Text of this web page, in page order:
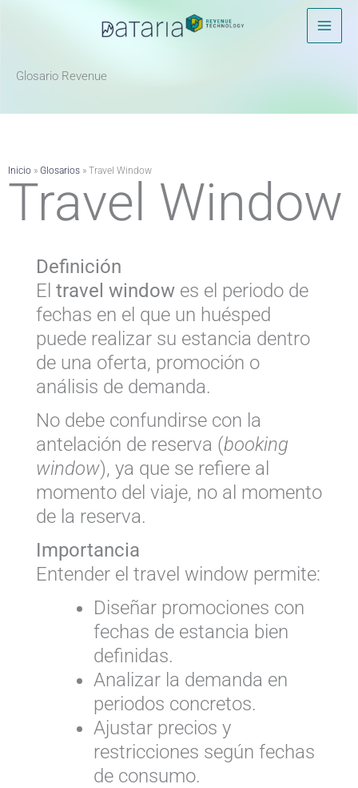
Glosario Revenue ​
Inicio » Glosarios » Travel Window
Travel Window
Definición
El travel window es el periodo de
fechas en el que un huésped
puede realizar su estancia dentro
de una oferta, promoción o
análisis de demanda.
No debe confundirse con la
antelación de reserva (booking
window), ya que se refiere al
momento del viaje, no al momento
de la reserva.
Importancia
Entender el travel window permite:
Diseñar promociones con
fechas de estancia bien
definidas.
Analizar la demanda en
periodos concretos.
Ajustar precios y
restricciones según fechas
de consumo.